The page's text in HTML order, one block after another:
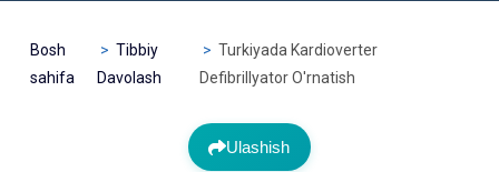
Bosh
sahifa
Tibbiy
Davolash
Turkiyada Kardioverter
Defibrillyator O'rnatish
Ulashish